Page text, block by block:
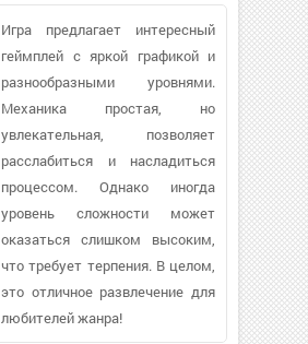
Игра предлагает интересный
геймплей с яркой графикой и
разнообразными уровнями.
Механика простая, но
увлекательная, позволяет
расслабиться и насладиться
процессом. Однако иногда
уровень сложности может
оказаться слишком высоким,
что требует терпения. В целом,
это отличное развлечение для
любителей жанра!